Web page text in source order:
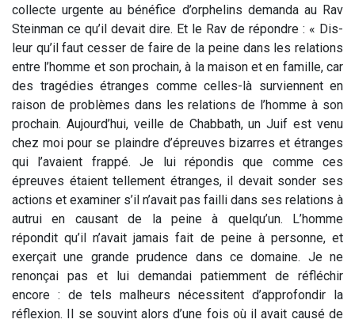
collecte urgente au bénéfice d’orphelins demanda au Rav
Steinman ce qu’il devait dire. Et le Rav de répondre : « Dis-
leur qu’il faut cesser de faire de la peine dans les relations
entre l’homme et son prochain, à la maison et en famille, car
des tragédies étranges comme celles-là surviennent en
raison de problèmes dans les relations de l’homme à son
prochain. Aujourd’hui, veille de Chabbath, un Juif est venu
chez moi pour se plaindre d’épreuves bizarres et étranges
qui l’avaient frappé. Je lui répondis que comme ces
épreuves étaient tellement étranges, il devait sonder ses
actions et examiner s’il n’avait pas failli dans ses relations à
autrui en causant de la peine à quelqu’un. L’homme
répondit qu’il n’avait jamais fait de peine à personne, et
exerçait une grande prudence dans ce domaine. Je ne
renonçai pas et lui demandai patiemment de réfléchir
encore : de tels malheurs nécessitent d’approfondir la
réflexion. Il se souvint alors d’une fois où il avait causé de